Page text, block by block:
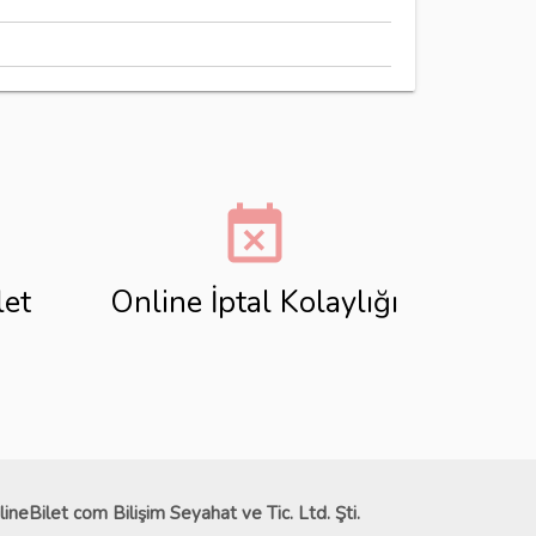
event_busy
Online İptal Kolaylığı
com Bilişim Seyahat ve Tic. Ltd. Şti.